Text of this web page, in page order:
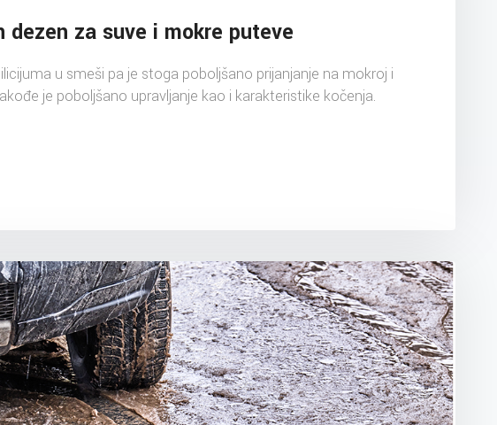
dezen za suve i mokre puteve
u smeši pa je stoga poboljšano prijanjanje na mokroj i
je poboljšano upravljanje kao i karakteristike kočenja.